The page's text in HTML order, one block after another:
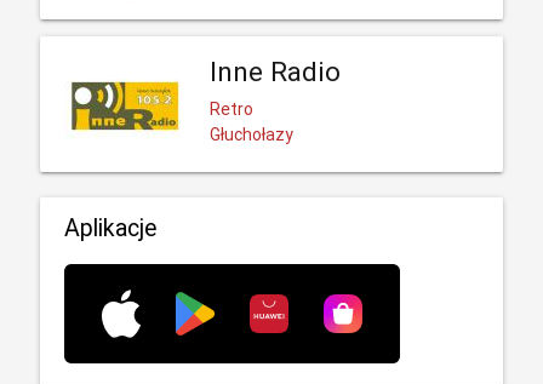
Inne Radio
Retro
Głuchołazy
Aplikacje